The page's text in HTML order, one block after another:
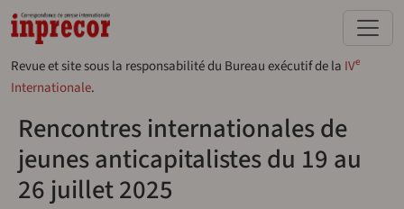
Aller au contenu principal
Revue et site sous la responsabilité du Bureau exécutif de la IVe
Internationale.
Rencontres internationales de
jeunes anticapitalistes du 19 au
26 juillet 2025